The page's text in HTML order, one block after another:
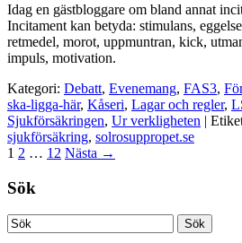
Idag en gästbloggare om bland annat
Incitament kan betyda: stimulans,
retmedel, morot, uppmuntran, kick,
impuls, motivation.
Kategori: Debatt, Evenemang, FAS3,
ska-ligga-här, Kåseri, Lagar och regler,
Sjukförsäkringen, Ur verkligheten |
sjukförsäkring, solrosuppropet.se
1 2 … 12 Nästa →
Sök